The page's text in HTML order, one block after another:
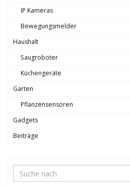
IP Kameras
Bewegungsmelder
Haushalt
Saugroboter
Küchengeräte
Garten
Pflanzensensoren
Gadgets
Beiträge